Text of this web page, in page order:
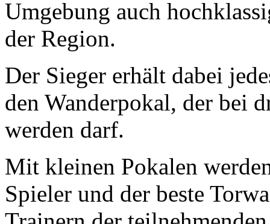
Umgebung auch
der Region.
Der Sieger erhält dabei
den Wanderpokal, der bei
werden darf.
Mit kleinen Pokalen
Spieler und der beste